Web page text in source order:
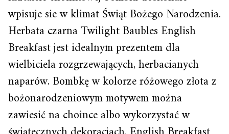
wpisuje sie w klimat Świąt Bożego Narodzenia.
Herbata czarna Twilight Baubles English
Breakfast jest idealnym prezentem dla
wielbiciela rozgrzewających, herbacianych
naparów. Bombkę w kolorze różowego złota z
bożonarodzeniowym motywem można
zawiesić na choince albo wykorzystać w